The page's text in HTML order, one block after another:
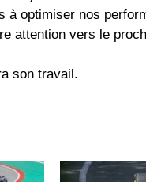
à optimiser nos
attention vers le
son travail.